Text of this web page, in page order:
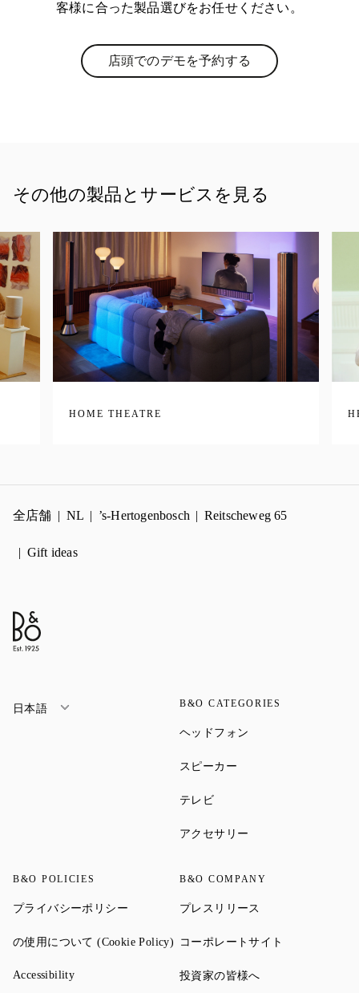
客様に合った製品選びをお任せください。
店頭でのデモを予約する
Link Opens in New Tab
その他の製品とサービスを見る
HOME THEATRE
全店舗 NL ’s-Hertogenbosch Reitscheweg 65
Gift ideas
日本語 B&O CATEGORIES
ヘッドフォン
スピーカー
テレビLink Opens in New Tab
アクセサリー
B&O POLICIES
プライバシーポリシー Link Opens in New Tab
の使用について (Cookie Policy) Link Opens in New Tab
AccessibilityLink Opens in New Tab
B&O COMPANY
プレスリリース
コーポレートサイト
投資家の皆様へ